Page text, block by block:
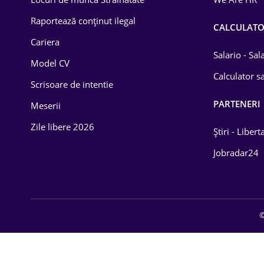
Educație / Training
Energetică
Farma
Raportează conținut ilegal
Cariera
Model CV
Scrisoare de intentie
Meserii
Zile libere 2026
Salario -
Calculator
PARTENERI
Știri -
Jobradar24